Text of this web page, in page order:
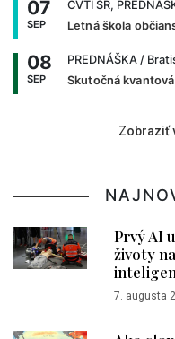
07
SEP
CVTI SR,
Letná škola
08
SEP
PREDNÁŠKA /
Skutočná
Zobraziť
Prvý AI
životy
7. augusta